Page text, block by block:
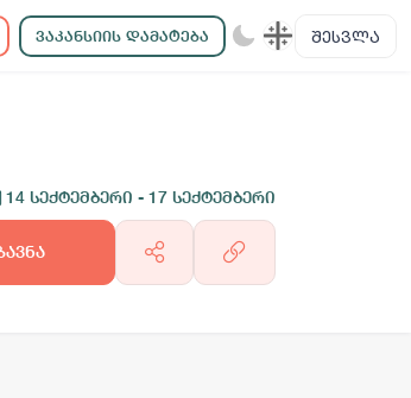
ᲕᲐᲙᲐᲜᲡᲘᲘᲡ ᲓᲐᲛᲐᲢᲔᲑᲐ ᲨᲔᲡᲕᲚᲐ
14 სექტემბერი - 17 სექტემბერი